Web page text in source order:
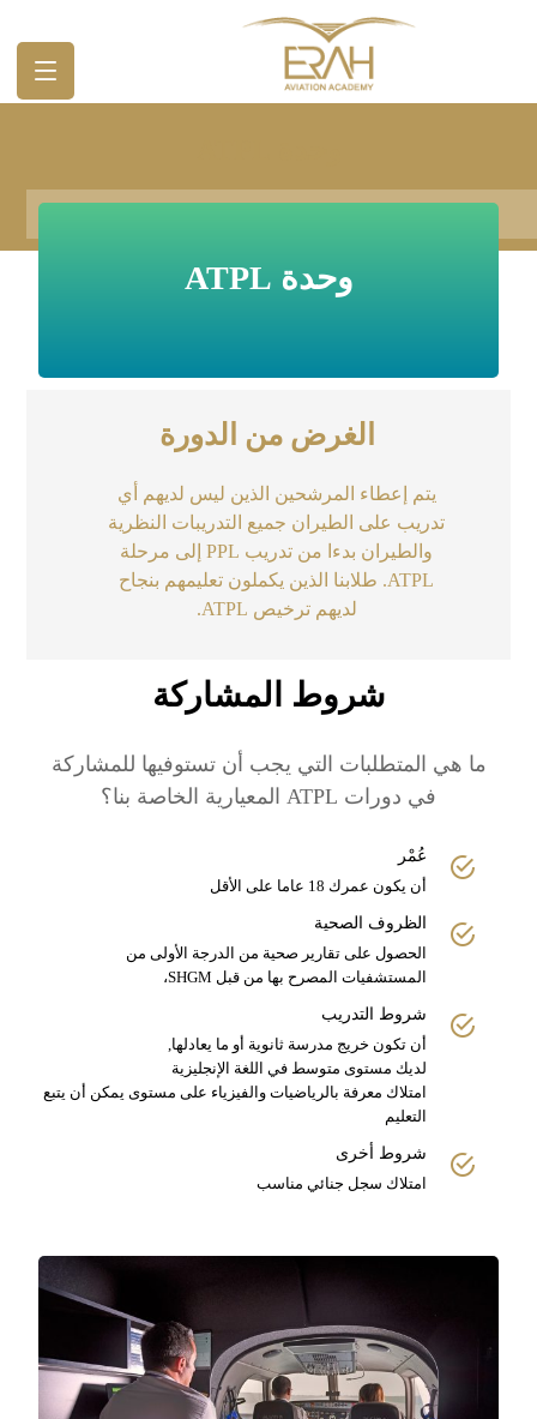
وحدة ATPL
الغرض من الدورة
يتم إعطاء المرشحين الذين ليس لديهم أي
تدريب على الطيران جميع التدريبات النظرية
والطيران بدءا من تدريب PPL إلى مرحلة
ATPL. طلابنا الذين يكملون تعليمهم بنجاح
لديهم ترخيص ATPL.
شروط المشاركة
ما هي المتطلبات التي يجب أن تستوفيها للمشاركة
في دورات ATPL المعيارية الخاصة بنا؟
عُمْر
أن يكون عمرك 18 عاما على الأقل
الظروف الصحية
الحصول على تقارير صحية من الدرجة الأولى من
المستشفيات المصرح بها من قبل SHGM،
شروط التدريب
أن تكون خريج مدرسة ثانوية أو ما يعادلها,
لديك مستوى متوسط في اللغة الإنجليزية
امتلاك معرفة بالرياضيات والفيزياء على مستوى يمكن أن يتبع
التعليم
شروط أخرى
امتلاك سجل جنائي مناسب